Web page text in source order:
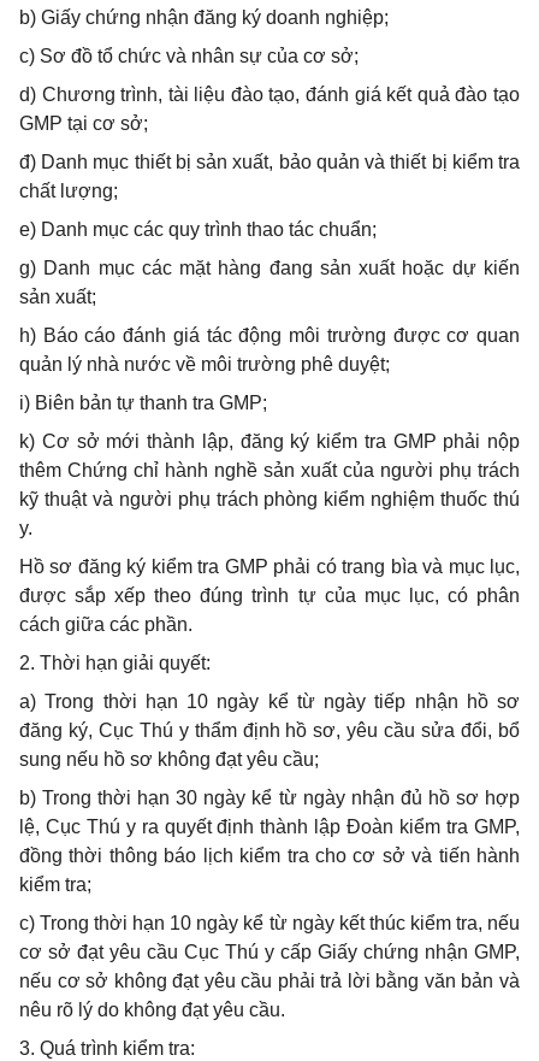
b) Giấy chứng nhận đăng ký doanh nghiệp;
c) Sơ đồ tổ chức và nhân sự của cơ sở;
d) Chương trình, tài liệu đào tạo, đánh giá kết quả đào tạo
GMP tại cơ sở;
đ) Danh mục thiết bị sản xuất, bảo quản và thiết bị kiểm tra
chất lượng;
e) Danh mục các quy trình thao tác chuẩn;
g) Danh mục các mặt hàng đang sản xuất hoặc dự kiến
sản xuất;
h) Báo cáo đánh giá tác động môi trường được cơ quan
quản lý nhà nước về môi trường phê duyệt;
i) Biên bản tự thanh tra GMP;
k) Cơ sở mới thành lập, đăng ký kiểm tra GMP phải nộp
thêm Chứng chỉ hành nghề sản xuất của người phụ trách
kỹ thuật và người phụ trách phòng kiểm nghiệm thuốc thú
y.
Hồ sơ đăng ký kiểm tra GMP phải có trang bìa và mục lục,
được sắp xếp theo đúng trình tự của mục lục, có phân
cách giữa các phần.
2. Thời hạn giải quyết:
a) Trong thời hạn 10 ngày kể từ ngày tiếp nhận hồ sơ
đăng ký, Cục Thú y thẩm định hồ sơ, yêu cầu sửa đổi, bổ
sung nếu hồ sơ không đạt yêu cầu;
b) Trong thời hạn 30 ngày kể từ ngày nhận đủ hồ sơ hợp
lệ, Cục Thú y ra quyết định thành lập Đoàn kiểm tra GMP,
đồng thời thông báo lịch kiểm tra cho cơ sở và tiến hành
kiểm tra;
c) Trong thời hạn 10 ngày kể từ ngày kết thúc kiểm tra, nếu
cơ sở đạt yêu cầu Cục Thú y cấp Giấy chứng nhận GMP,
nếu cơ sở không đạt yêu cầu phải trả lời bằng văn bản và
nêu rõ lý do không đạt yêu cầu.
3. Quá trình kiểm tra: